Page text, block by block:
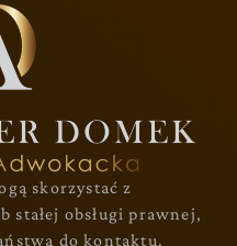
skorzystać z
stałej obsługi prawnej,
do kontaktu.